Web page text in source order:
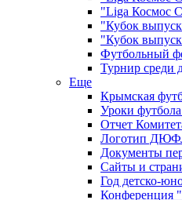
"Liga Космос
"Кубок
"Кубок
Футбольный
Турнир среди
Еще
Крымская
Уроки
Отчет
Логотип
Документы
Сайты и
Год детско-
Конференция